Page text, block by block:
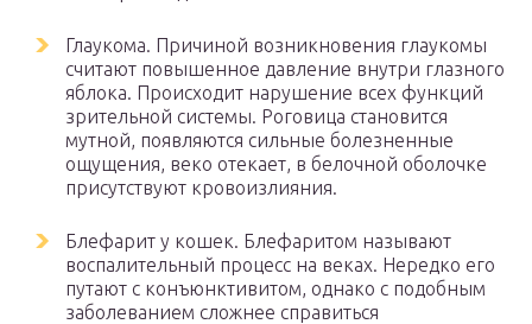
Глаукома. Причиной возникновения глаукомы
считают повышенное давление внутри глазного
яблока. Происходит нарушение всех функций
зрительной системы. Роговица становится
мутной, появляются сильные болезненные
ощущения, веко отекает, в белочной оболочке
присутствуют кровоизлияния.
Блефарит у кошек. Блефаритом называют
воспалительный процесс на веках. Нередко его
путают с конъюнктивитом, однако с подобным
заболеванием сложнее справиться